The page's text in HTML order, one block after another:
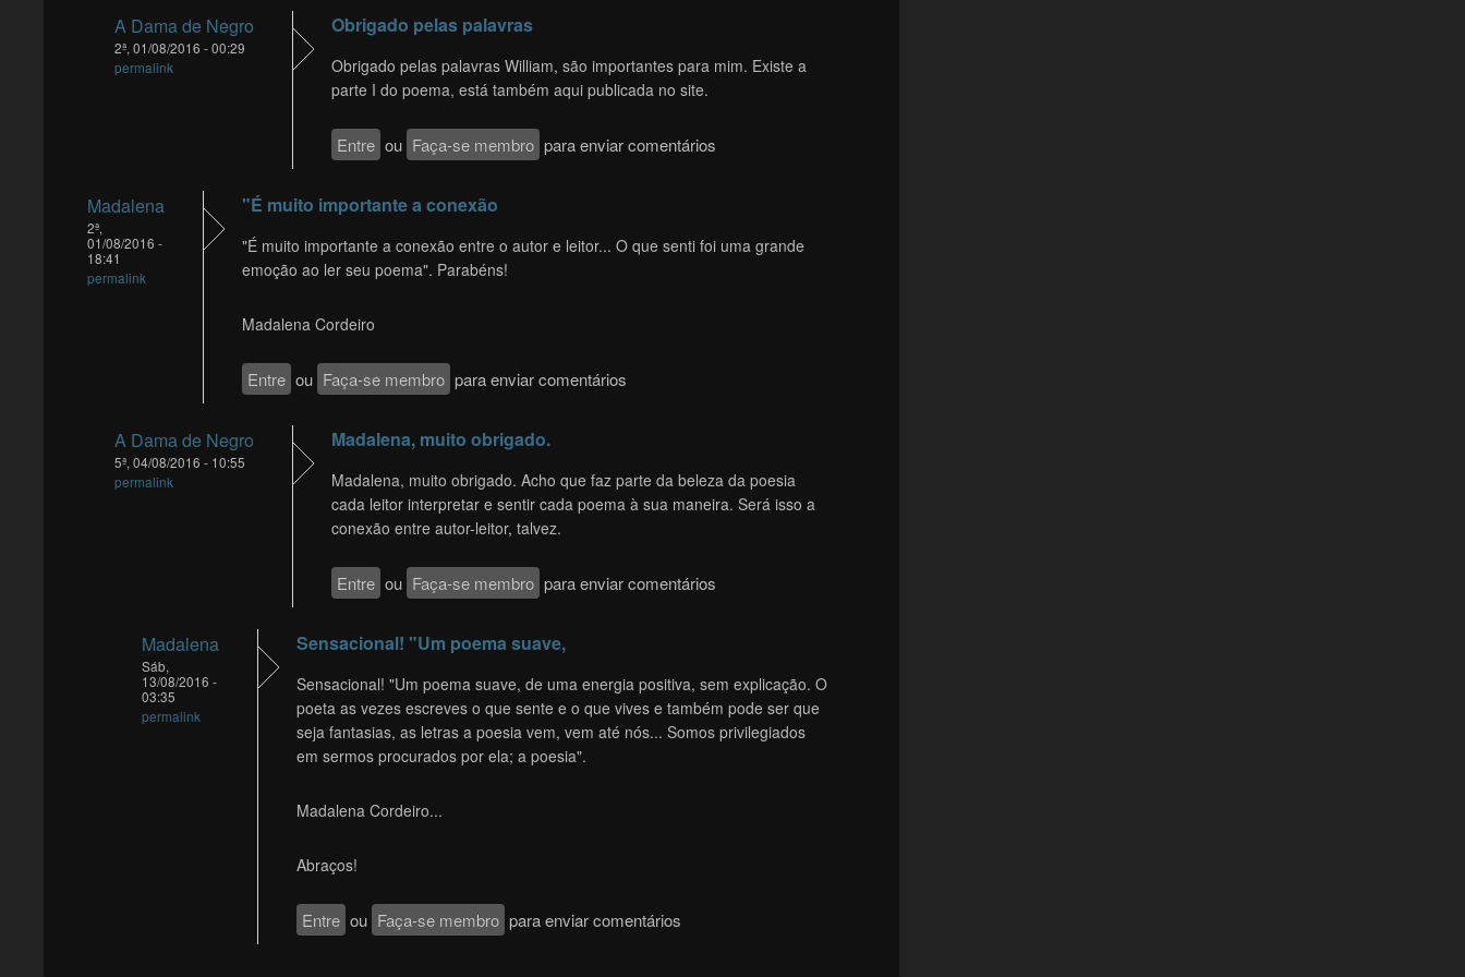
A Dama de Negro
2ª, 01/08/2016 - 00:29
permalink
Obrigado pelas palavras
Obrigado pelas palavras William, são importantes para mim. Existe a
parte I do poema, está também aqui publicada no site.
Entre ou Faça-se membro para enviar comentários
Madalena
2ª,
01/08/2016 -
18:41
permalink
"É muito importante a conexão
"É muito importante a conexão entre o autor e leitor... O que senti foi uma grande
emoção ao ler seu poema". Parabéns!
Madalena Cordeiro
Entre ou Faça-se membro para enviar comentários
A Dama de Negro
5ª, 04/08/2016 - 10:55
permalink
Madalena, muito obrigado.
Madalena, muito obrigado. Acho que faz parte da beleza da poesia
cada leitor interpretar e sentir cada poema à sua maneira. Será isso a
conexão entre autor-leitor, talvez.
Entre ou Faça-se membro para enviar comentários
Madalena
Sáb,
13/08/2016 -
03:35
permalink
Sensacional! "Um poema suave,
Sensacional! "Um poema suave, de uma energia positiva, sem explicação. O
poeta as vezes escreves o que sente e o que vives e também pode ser que
seja fantasias, as letras a poesia vem, vem até nós... Somos privilegiados
em sermos procurados por ela; a poesia".
Madalena Cordeiro...
Abraços!
Entre ou Faça-se membro para enviar comentários